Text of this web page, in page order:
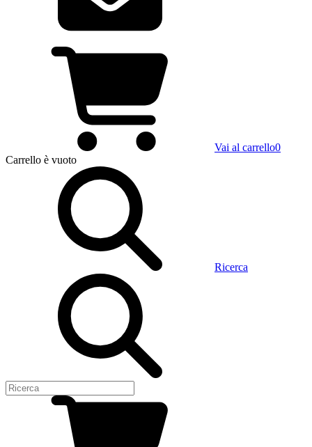
Vai al carrello0
Carrello è vuoto
Ricerca